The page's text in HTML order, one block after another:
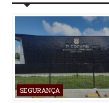
SEGURANÇA